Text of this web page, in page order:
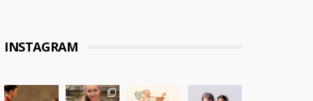
INSTAGRAM